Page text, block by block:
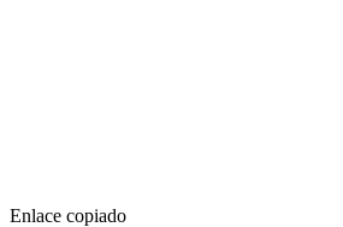
Enlace copiado